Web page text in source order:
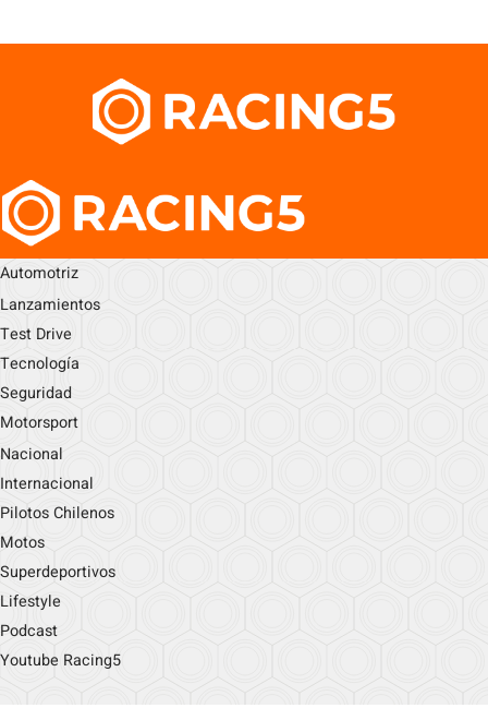
Automotriz
Lanzamientos
Test Drive
Tecnología
Seguridad
Motorsport
Nacional
Internacional
Pilotos Chilenos
Motos
Superdeportivos
Lifestyle
Podcast
Youtube Racing5